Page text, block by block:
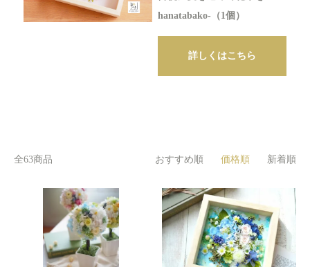
hanatabako-（1個）
詳しくはこちら
全63商品 おすすめ順 価格順 新着順